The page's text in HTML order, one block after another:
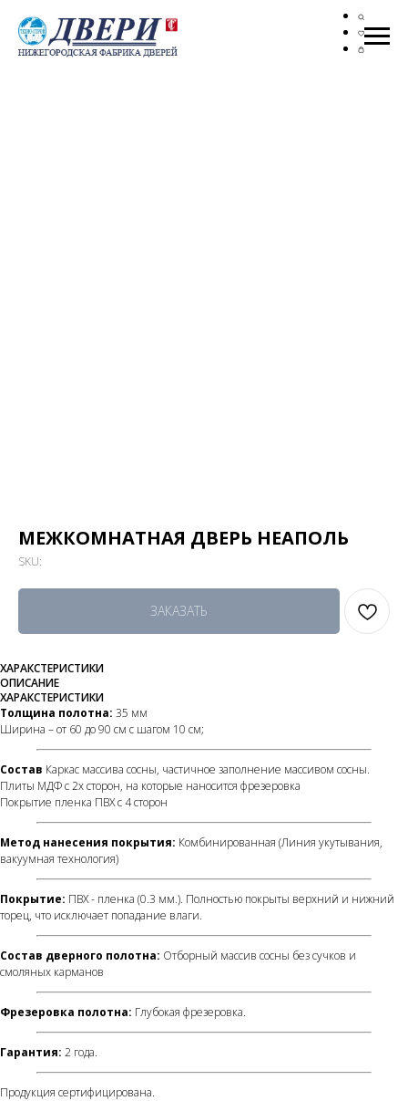
МЕЖКОМНАТНАЯ ДВЕРЬ НЕАПОЛЬ
SKU:
ЗАКАЗАТЬ
ХАРАКСТЕРИСТИКИ
ОПИСАНИЕ
ХАРАКСТЕРИСТИКИ
Толщина полотна: 35 мм
Ширина – от 60 до 90 см с шагом 10 см;
Состав Каркас массива сосны, частичное заполнение массивом сосны.
Плиты МДФ с 2х сторон, на которые наносится фрезеровка
Покрытие пленка ПВХ с 4 сторон
Метод нанесения покрытия: Комбинированная (Линия укутывания,
вакуумная технология)
Покрытие: ПВХ - пленка (0.3 мм.). Полностью покрыты верхний и нижний
торец, что исключает попадание влаги.
Состав дверного полотна: Отборный массив сосны без сучков и
смоляных карманов
Фрезеровка полотна: Глубокая фрезеровка.
Гарантия: 2 года.
Продукция сертифицирована.